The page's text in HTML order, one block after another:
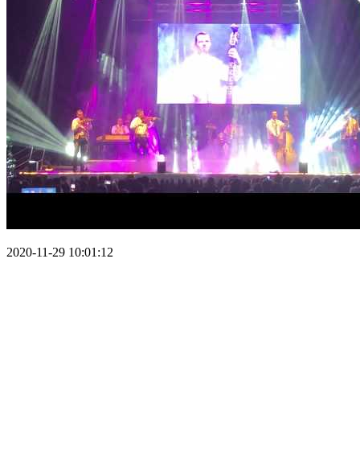
2020-11-29 10:01:12